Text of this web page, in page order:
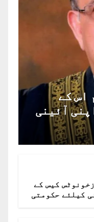
اس کے
آئینی
، چیف
کیس کے
کیلئے حکومتی